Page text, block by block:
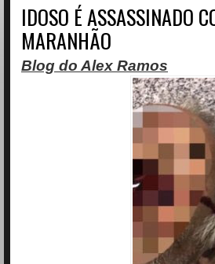
IDOSO É ASSASSINADO
MARANHÃO
Blog do Alex Ramos